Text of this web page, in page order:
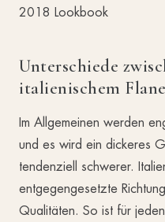
Unterschiede
italienischem
Im Allgemeinen werden
und es wird ein dickeres
tendenziell schwerer.
entgegengesetzte
Qualitäten. So ist für